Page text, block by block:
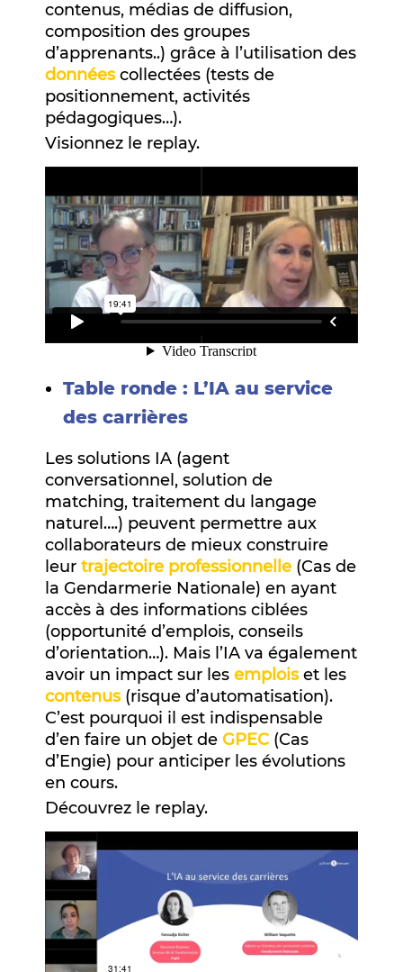
contenus, médias de diffusion,
composition des groupes
d’apprenants..) grâce à l’utilisation des
donnéescollectées (tests de
positionnement, activités
pédagogiques…).
Visionnez le replay.
Table ronde : L’IA au service
des carrières
Les solutions IA (agent
conversationnel, solution de
matching, traitement du langage
naturel….) peuvent permettre aux
collaborateurs de mieux construire
leur trajectoire professionnelle (Cas de
la Gendarmerie Nationale) en ayant
accès à des informations ciblées
(opportunité d’emplois, conseils
d’orientation…). Mais l’IA va également
avoir un impact sur les emploiset les
contenus(risque d’automatisation).
C’est pourquoi il est indispensable
d’en faire un objet de GPEC (Cas
d’Engie) pour anticiper les évolutions
en cours.
Découvrez le replay.